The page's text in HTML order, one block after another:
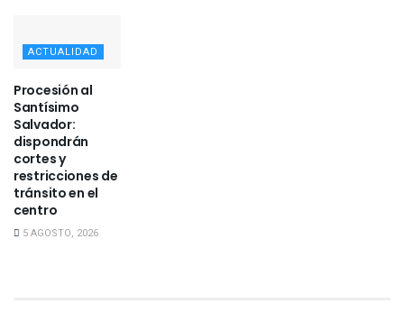
ACTUALIDAD
Procesión al
Santísimo
Salvador:
dispondrán
cortes y
restricciones de
tránsito en el
centro
5 AGOSTO, 2026